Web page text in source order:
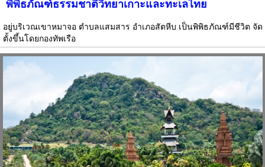
พิพิธภัณฑ์ธรรมชาติวิทยาเกาะและทะเลไทย
อยู่บริเวณเขาหมาจอ ตำบลแสมสาร อำเภอสัตหีบ เป็นพิพิธภัณฑ์มีชีวิต จัด
ตั้งขึ้นโดยกองทัพเรือ